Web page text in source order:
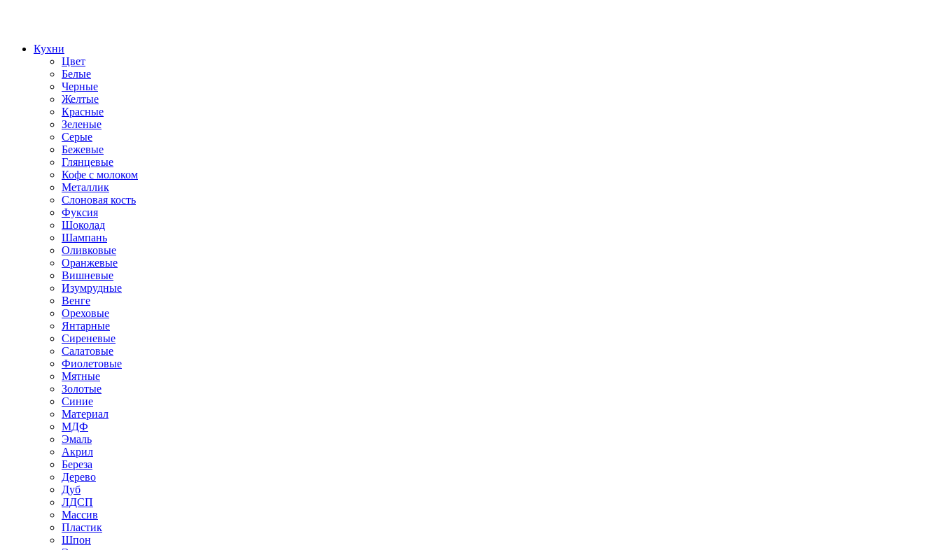
Кухни
Цвет
Белые
Черные
Желтые
Красные
Зеленые
Серые
Бежевые
Глянцевые
Кофе с молоком
Металлик
Слоновая кость
Фуксия
Шоколад
Шампань
Оливковые
Оранжевые
Вишневые
Изумрудные
Венге
Ореховые
Янтарные
Сиреневые
Салатовые
Фиолетовые
Мятные
Золотые
Синие
Материал
МДФ
Эмаль
Акрил
Береза
Дерево
Дуб
ЛДСП
Массив
Пластик
Шпон